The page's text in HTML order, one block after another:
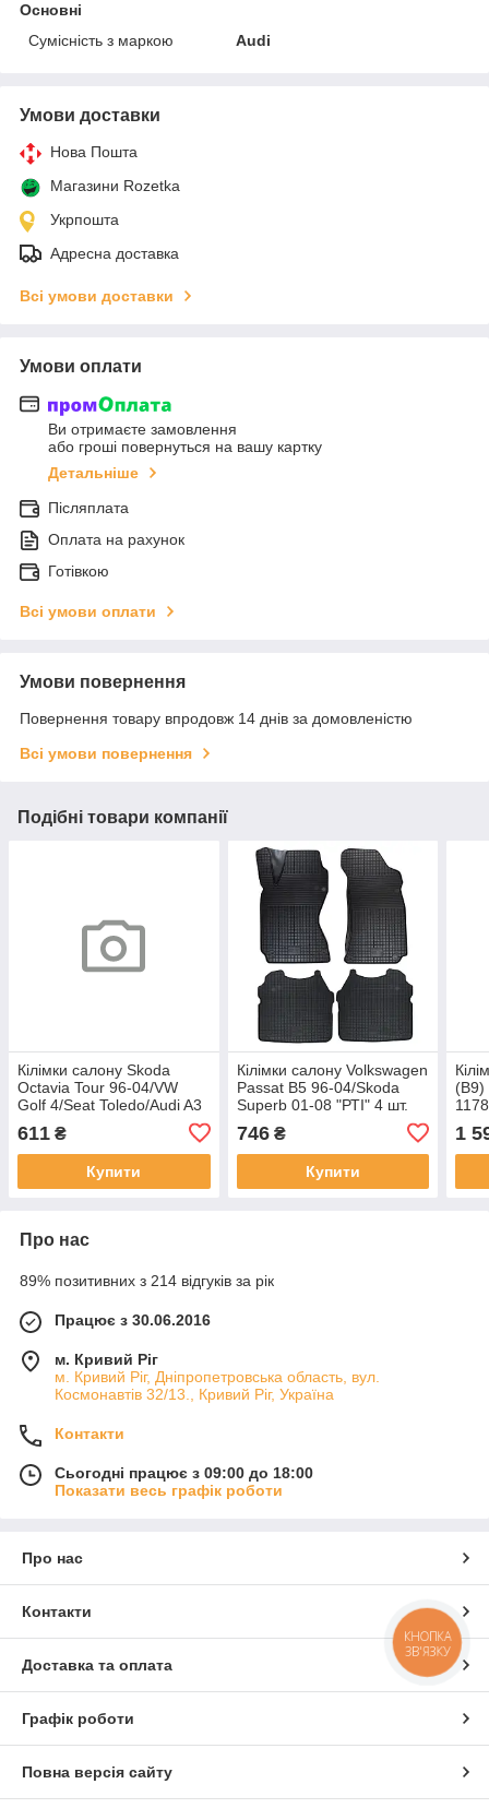
Основні
Сумісність з маркою
Audi
Умови доставки
Нова Пошта
Магазини Rozetka
Укрпошта
Адресна доставка
Всі умови доставки
Умови оплати
Ви отримаєте замовлення
або гроші повернуться на вашу картку
Детальніше
Післяплата
Оплата на рахунок
Готівкою
Всі умови оплати
Умови повернення
Повернення товару впродовж 14 днів за домовленістю
Всі умови повернення
Подібні товари компанії
Кілімки салону Skoda
Octavia Tour 96-04/VW
Golf 4/Seat Toledo/Audi A3
611 ₴
Купити
Кілімки салону Volkswagen
Passat B5 96-04/Skoda
Superb 01-08 "РТІ" 4 шт.
746₴
Купити
(В9)
1
Про нас
89% позитивних з 214 відгуків за рік
Працює з 30.06.2016
м. Кривий Ріг
м. Кривий Ріг, Дніпропетровська область, вул.
Космонавтів 32/13., Кривий Ріг, Україна
Контакти
Сьогодні працює з 09:00 до 18:00
Показати весь графік роботи
Про нас
Контакти
Доставка та оплата
Графік роботи
Повна версія сайту
КНОПКА
ЗВ'ЯЗКУ